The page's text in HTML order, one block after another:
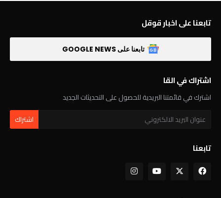
تابعنا على اخبار قوقل
تابعنا على GOOGLE NEWS
اشتراك في القا
اشترك في قائمتنا البريدية للحصول على التحديثات الجديد
تابعنا